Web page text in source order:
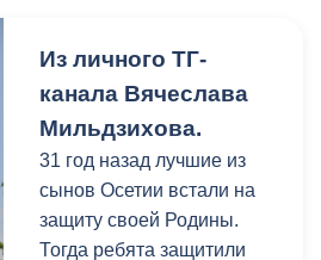
неудовлетворительное
состояние транспортной
сети в городе. Как отметил
глава городской
администрации, нехватка
водителей и другие
Из личного ТГ-
канала Вячеслава
Мильдзихова.
31 год назад лучшие из
сынов Осетии встали на
защиту своей Родины.
Тогда ребята защитили